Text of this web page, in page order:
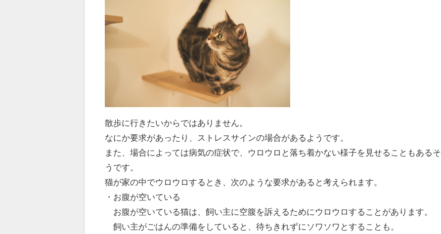
散歩に行きたいからではありません。
なにか要求があったり、ストレスサインの場合があるようです。
また、場合によっては病気の症状で、ウロウロと落ち着かない様子を見せることもあるそ
うです。
猫が家の中でウロウロするとき、次のような要求があると考えられます。
・お腹が空いている
お腹が空いている猫は、飼い主に空腹を訴えるためにウロウロすることがあります。
飼い主がごはんの準備をしていると、待ちきれずにソワソワとすることも。